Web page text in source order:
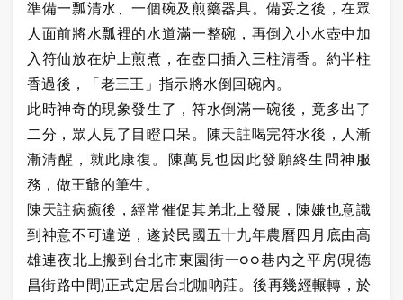
準備一瓢清水、一個碗及煎藥器具。備妥之後，在眾
人面前將水瓢裡的水道滿一整碗，再倒入小水壺中加
入符仙放在炉上煎煮，在壺口插入三柱清香。約半柱
香過後，「老三王」指示將水倒回碗內。
此時神奇的現象發生了，符水倒滿一碗後，竟多出了
二分，眾人見了目瞪口呆。陳天註喝完符水後，人漸
漸清醒，就此康復。陳萬見也因此發願終生問神服
務，做王爺的筆生。
陳天註病癒後，經常催促其弟北上發展，陳嫌也意識
到神意不可違逆，遂於民國五十九年農曆四月底由高
雄連夜北上搬到台北市東園街一○○巷內之平房(現德
昌街路中間)正式定居台北咖吶莊。後再幾經輾轉，於